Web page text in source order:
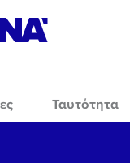
Ταυτότητα